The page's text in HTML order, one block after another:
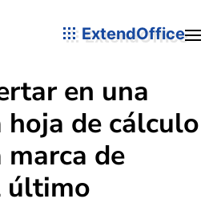
ExtendOffice
en una
hoja de cálculo
marca de
último